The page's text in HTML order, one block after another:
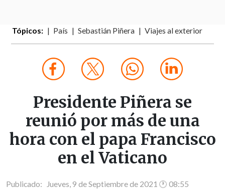
Tópicos: País Sebastián Piñera Viajes al exterior
Presidente Piñera se
reunió por más de una
hora con el papa Francisco
en el Vaticano
Publicado: Jueves, 9 de Septiembre de 2021 🕐 08:55